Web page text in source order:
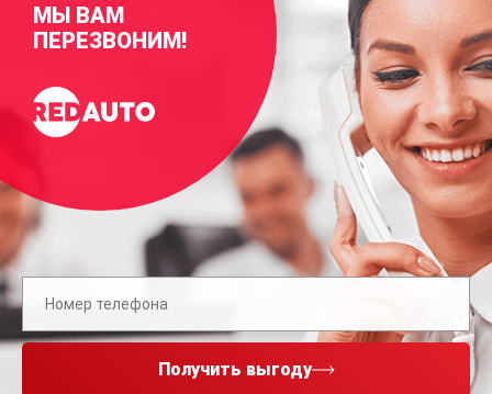
МЫ ВАМ
ПЕРЕЗВОНИМ!
Получить выгоду